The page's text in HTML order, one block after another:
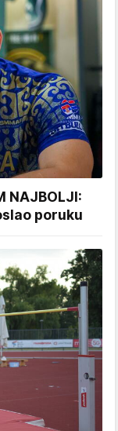
NAJBOLJI:
poruku